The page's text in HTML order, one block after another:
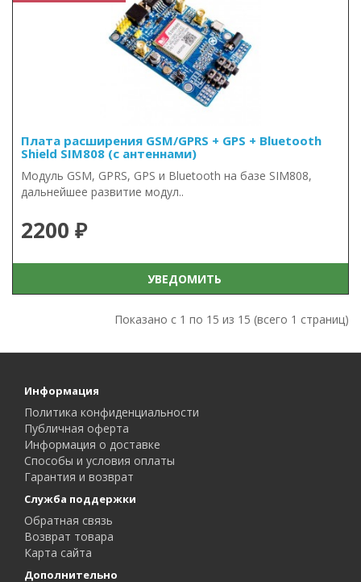
Плата расширения GSM/GPRS + GPS + Bluetooth
Shield SIM808 (с антеннами)
Модуль GSM, GPRS, GPS и Bluetooth на базе SIM808,
дальнейшее развитие модул..
2200 ₽
УВЕДОМИТЬ
Показано с 1 по 15 из 15 (всего 1 страниц)
Информация
Политика конфиденциальности
Публичная оферта
Информация о доставке
Способы и условия оплаты
Гарантия и возврат
Служба поддержки
Обратная связь
Возврат товара
Карта сайта
Дополнительно